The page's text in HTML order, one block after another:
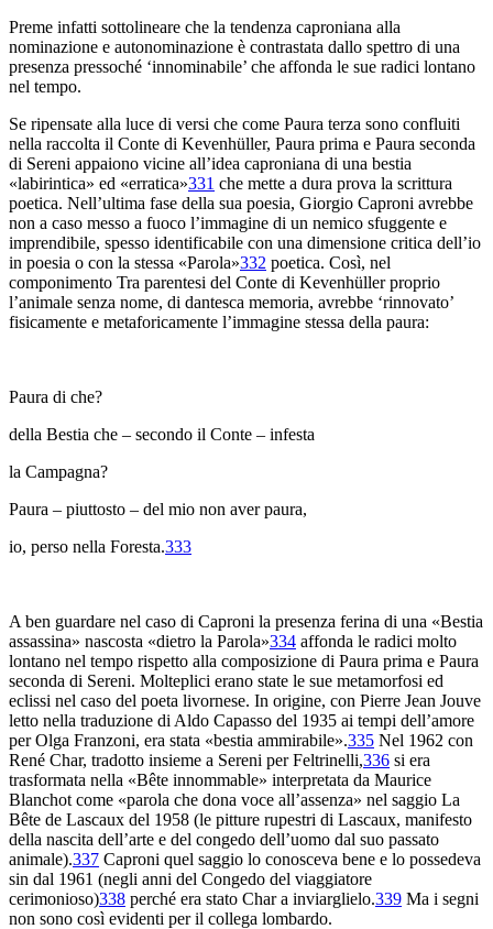
Preme infatti sottolineare che la tendenza caproniana alla
nominazione e autonominazione è contrastata dallo spettro di una
presenza pressoché ‘innominabile’ che affonda le sue radici lontano
nel tempo.
Se ripensate alla luce di versi che come Paura terza sono confluiti
nella raccolta il Conte di Kevenhüller, Paura prima e Paura seconda
di Sereni appaiono vicine all’idea caproniana di una bestia
«labirintica» ed «erratica»331 che mette a dura prova la scrittura
poetica. Nell’ultima fase della sua poesia, Giorgio Caproni avrebbe
non a caso messo a fuoco l’immagine di un nemico sfuggente e
imprendibile, spesso identificabile con una dimensione critica dell’io
in poesia o con la stessa «Parola»332 poetica. Così, nel
componimento Tra parentesi del Conte di Kevenhüller proprio
l’animale senza nome, di dantesca memoria, avrebbe ‘rinnovato’
fisicamente e metaforicamente l’immagine stessa della paura:
Paura di che?
della Bestia che – secondo il Conte – infesta
la Campagna?
Paura – piuttosto – del mio non aver paura,
io, perso nella Foresta.333
A ben guardare nel caso di Caproni la presenza ferina di una «Bestia
assassina» nascosta «dietro la Parola»334 affonda le radici molto
lontano nel tempo rispetto alla composizione di Paura prima e Paura
seconda di Sereni. Molteplici erano state le sue metamorfosi ed
eclissi nel caso del poeta livornese. In origine, con Pierre Jean Jouve
letto nella traduzione di Aldo Capasso del 1935 ai tempi dell’amore
per Olga Franzoni, era stata «bestia ammirabile».335 Nel 1962 con
René Char, tradotto insieme a Sereni per Feltrinelli,336 si era
trasformata nella «Bête innommable» interpretata da Maurice
Blanchot come «parola che dona voce all’assenza» nel saggio La
Bête de Lascaux del 1958 (le pitture rupestri di Lascaux, manifesto
della nascita dell’arte e del congedo dell’uomo dal suo passato
animale).337 Caproni quel saggio lo conosceva bene e lo possedeva
sin dal 1961 (negli anni del Congedo del viaggiatore
cerimonioso)338 perché era stato Char a inviarglielo.339 Ma i segni
non sono così evidenti per il collega lombardo.